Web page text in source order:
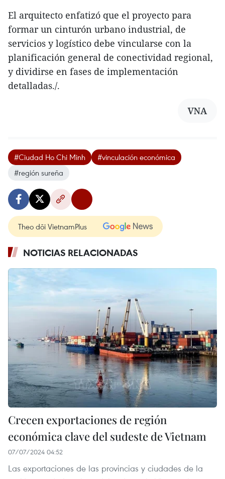
El arquitecto enfatizó que el proyecto para
formar un cinturón urbano industrial, de
servicios y logístico debe vincularse con la
planificación general de conectividad regional,
y dividirse en fases de implementación
detalladas./.
VNA
#Ciudad Ho Chi Minh
#vinculación económica
#región sureña
Theo dõi VietnamPlus
NOTICIAS RELACIONADAS
Crecen exportaciones de región
económica clave del sudeste de Vietnam
07/07/2024 04:52
Las exportaciones de las provincias y ciudades de la